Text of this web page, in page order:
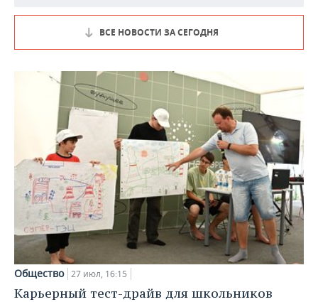
ВСЕ НОВОСТИ ЗА СЕГОДНЯ
Общество 27 июл, 16:15
Карьерный тест-драйв для школьников